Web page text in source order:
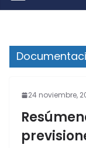
24 noviembre,